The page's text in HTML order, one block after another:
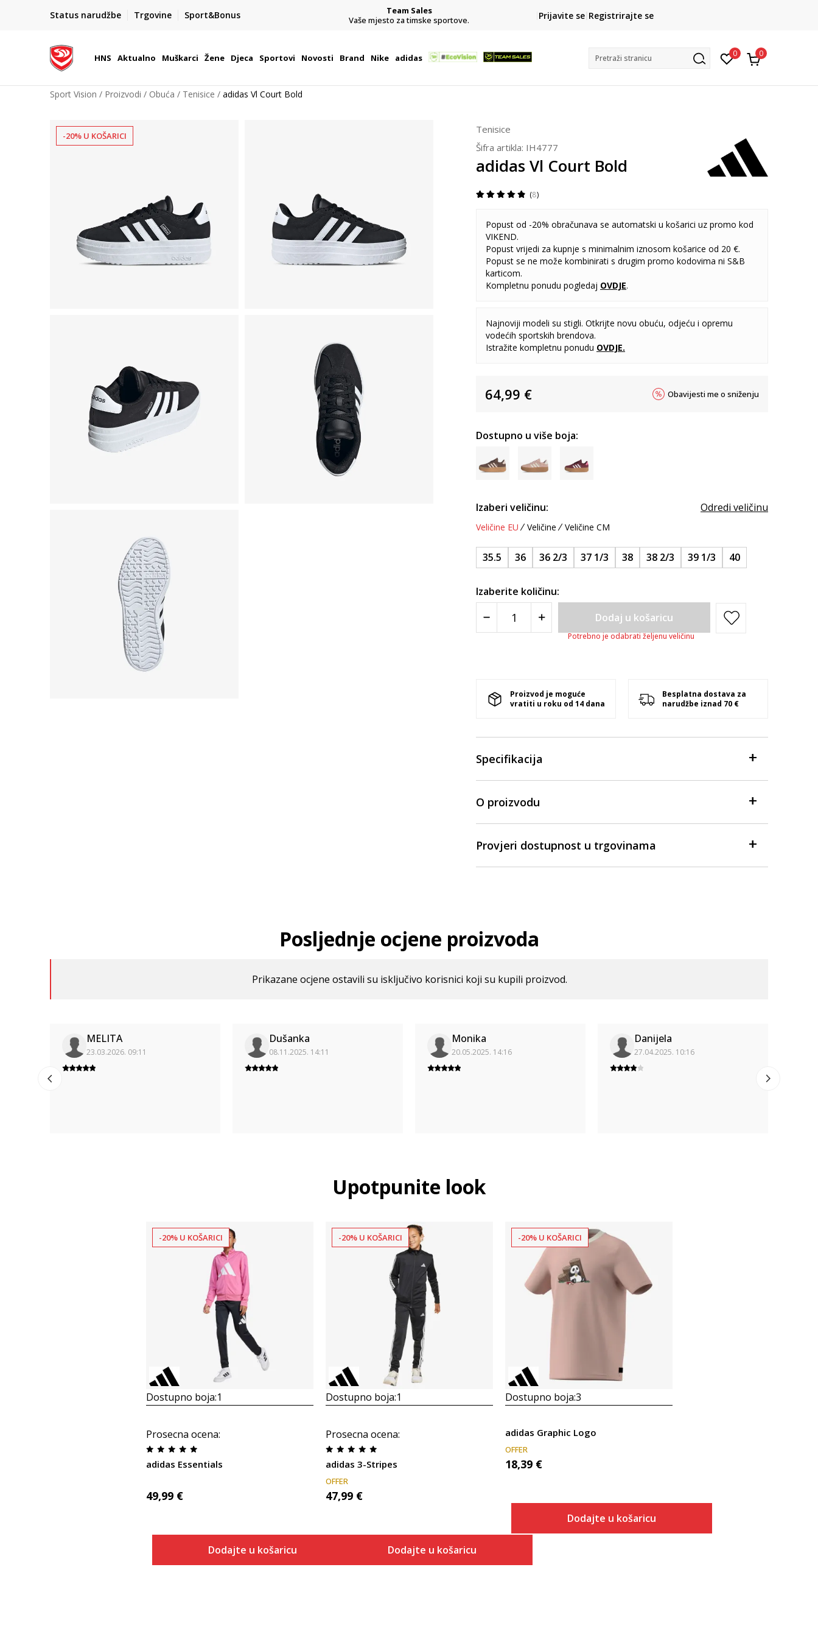
Status narudžbe Trgovine Sport&Bonus
BOX NOW
Dostava 1,50 €
| Više od 800 paketomata u Hrvatskoj
Team Sales
Vaše mjesto za timske sportove.
CLICK& COLLECT
besplatno preuzimanje u trgovini
Prijavite se Registrirajte se
HNS Aktualno Muškarci Žene Djeca Sportovi Novosti Brand Nike adidas Pretraži stranicu 0 0
Sport Vision Proizvodi Obuća Tenisice adidas Vl Court Bold
-20% U KOŠARICI
Tenisice
Šifra artikla: IH4777
adidas Vl Court Bold
8
Popust od -20% obračunava se automatski u košarici uz promo kod
VIKEND.
Popust vrijedi za kupnje s minimalnim iznosom košarice od 20 €.
Popust se ne može kombinirati s drugim promo kodovima ni S&B
karticom.
Kompletnu ponudu pogledaj OVDJE.
Najnoviji modeli su stigli. Otkrijte novu obuću, odjeću i opremu
vodećih sportskih brendova.
Istražite kompletnu ponudu OVDJE.
64,99 € Obavijesti me o sniženju
Dostupno u više boja:
Izaberi veličinu: Odredi veličinu
Veličine EU Veličine Veličine CM
35.5 36 36 2/3 37 1/3 38 38 2/3 39 1/3 40
Izaberite količinu:
Dodaj u košaricu
Potrebno je odabrati željenu veličinu
Proizvod je moguće
vratiti u roku od 14 dana
Besplatna dostava za
narudžbe iznad 70 €
Specifikacija
O proizvodu
Provjeri dostupnost u trgovinama
Posljednje ocjene proizvoda
Prikazane ocjene ostavili su isključivo korisnici koji su kupili proizvod.
MELITA
23.03.2026. 09:11
Dušanka
08.11.2025. 14:11
Monika
20.05.2025. 14:16
Danijela
27.04.2025. 10:16
Upotpunite look
-20% U KOŠARICI
Dostupno boja:1
Prosecna ocena:
adidas Essentials
49,99 €
Dodajte u košaricu
-20% U KOŠARICI
Dostupno boja:1
Prosecna ocena:
adidas 3-Stripes
OFFER
47,99 €
Dodajte u košaricu
-20% U KOŠARICI
Dostupno boja:3
adidas Graphic Logo
OFFER
18,39 €
Dodajte u košaricu